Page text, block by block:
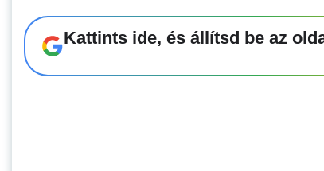
Kattints ide, és állítsd be az